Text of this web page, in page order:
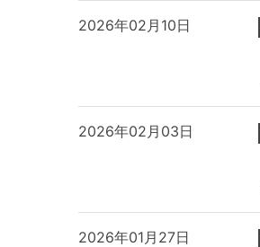
2026年02月10日
2026年02月03日
2026年01月27日